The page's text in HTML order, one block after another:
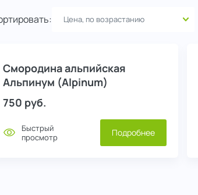
Смородина альпийская
Альпинум (Alpinum)
750 руб.
Быстрый
просмотр
Подробнее